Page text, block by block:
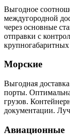
Выгодное
междугородной
через основные
отправки с
Морские
Выгодная
порты.
грузов.
документации.
Авиационные